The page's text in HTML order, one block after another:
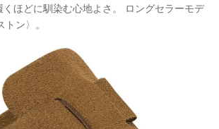
くほどに馴染む心地よさ。 ロングセラーモデ
ン〉。